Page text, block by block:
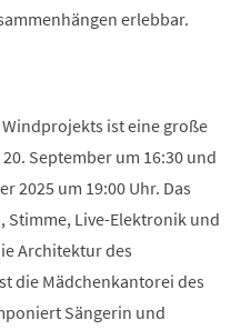
erlebbar.
ist eine große
September um 16:30 und
2025 um 19:00 Uhr. Das
Stimme, Live-Elektronik und
Architektur des
die Mädchenkantorei des
Sängerin und